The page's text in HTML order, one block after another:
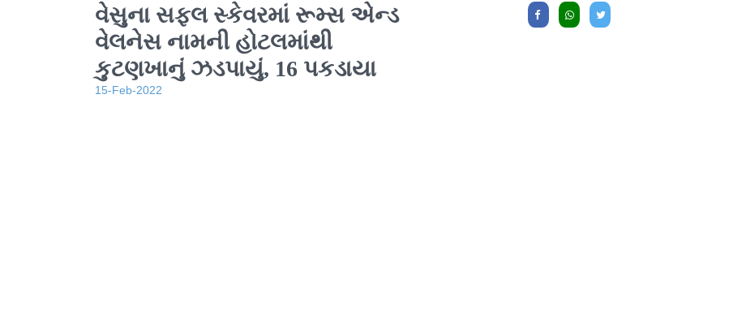
વેસુના સફલ સ્કેવરમાં રૂમ્સ એન્ડ
વેલનેસ નામની હોટલમાંથી
કુટણખાનું ઝડપાયું, 16 પકડાયા
15-Feb-2022